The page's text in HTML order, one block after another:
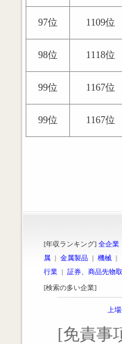
97位 1109位
98位 1118位
99位 1167位
99位 1167位
[年収ランキング] 全企業
属 | 金属製品 | 機械 |
行業 | 証券、商品先物
[検索の多い企業]
上
[免責事